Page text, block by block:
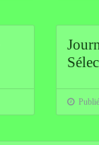
Publié